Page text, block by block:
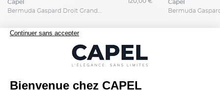
capel
capel
Nos clients aiment aussi